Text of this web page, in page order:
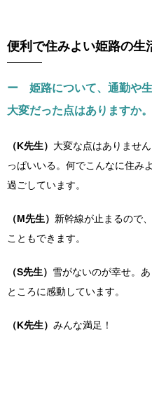
便利で住みよい姫路の生
ー 姫路について、通勤や生
大変だった点はありますか。
（K先生） 大変な点はありませ
っぱいいる。何でこんなに住み
過ごしています。
（M先生） 新幹線が止まるので
こともできます。
（S先生） 雪がないのが幸せ。
ところに感動しています。
（K先生） みんな満足！